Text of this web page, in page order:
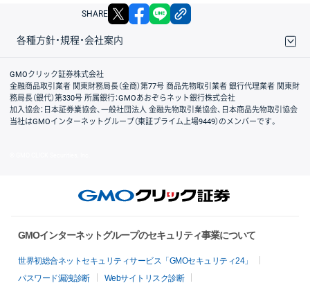
SHARE X facebook
各種方針・規程・会社案内
取引規程・約款
サイトマップ
その他のご案内
個人情報保護方針
最良執行方針
サイトのご利用について
ディスクレイマー
信託保全
リスク説明
会社案内
GMOクリック証券株式会社
金融商品取引業者 関東財務局長（金商）第77号 商品先物取引業者 銀行代理業者 関東財
務局長（銀代）第330号 所属銀行：GMOあおぞらネット銀行株式会社
加入協会：日本証券業協会、一般社団法人 金融先物取引業協会、日本商品先物取引協会
当社はGMOインターネットグループ（東証プライム上場9449）のメンバーです。
GMOインターネットグループのセキュリティ事業について
世界初総合ネットセキュリティサービス「GMOセキュリティ24」
パスワード漏洩診断
Webサイトリスク診断